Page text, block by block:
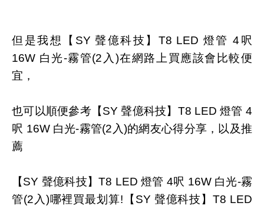
但是我想【SY 聲億科技】T8 LED 燈管 4呎
16W 白光-霧管(2入)在網路上買應該會比較便
宜，
也可以順便參考【SY 聲億科技】T8 LED 燈管 4
呎 16W 白光-霧管(2入)的網友心得分享，以及推
薦
【SY 聲億科技】T8 LED 燈管 4呎 16W 白光-霧
管(2入)哪裡買最划算!【SY 聲億科技】T8 LED